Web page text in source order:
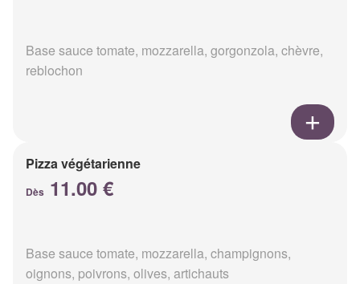
Base sauce tomate, mozzarella, gorgonzola, chèvre,
reblochon
Pizza végétarienne
Dès 11.00 €
Base sauce tomate, mozzarella, champignons,
oignons, poivrons, olives, artichauts